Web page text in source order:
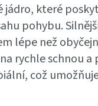
jádro, které
pohybu.
lépe než
rychle schnou
což